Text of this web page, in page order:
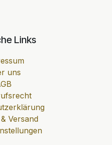
Links
uns
Versand